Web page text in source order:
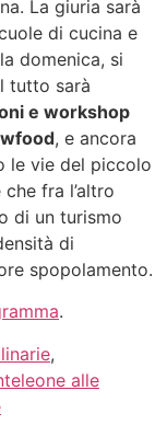
La giuria sarà
di cucina e
la domenica, si
tutto sarà
e workshop
, e ancora
le vie del piccolo
fra l’altro
di un turismo
di
spopolamento.
.
,
alle